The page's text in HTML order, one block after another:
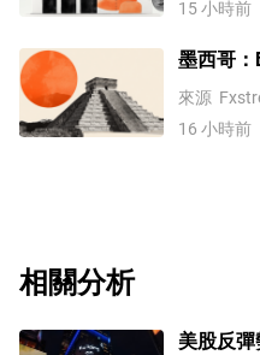
15 小時前
墨西哥：
國興業銀
來源
16 小時前
相關分析
美股反